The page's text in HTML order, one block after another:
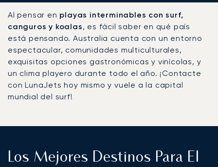
Al pensar en playas interminables con surf,
canguros y koalas, es fácil saber en qué país
está pensando. Australia cuenta con un entorno
espectacular, comunidades multiculturales,
exquisitas opciones gastronómicas y vinícolas, y
un clima playero durante todo el año. ¡Contacte
con LunaJets hoy mismo y vuele a la capital
mundial del surf!
Los Mejores Destinos Para El